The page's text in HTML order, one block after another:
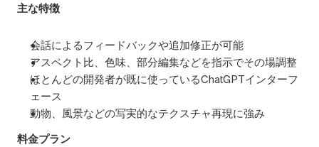
主な特徴
会話によるフィードバックや追加修正が可能
アスペクト比、色味、部分編集などを指示でその場調整
ほとんどの開発者が既に使っているChatGPTインターフ
ェース
動物、風景などの写実的なテクスチャ再現に強み
料金プラン